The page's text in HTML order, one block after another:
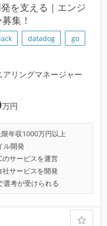
を支える｜エンジ
集！
datadog
go
アリングマネージャー
万円
年収1000万円以上
ル開発
のサービスを運営
社サービスを開発
選考が受けられる